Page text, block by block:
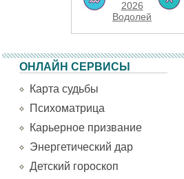
2026
Водолей
ОНЛАЙН СЕРВИСЫ
Карта судьбы
Психоматрица
Карьерное призвание
Энергетический дар
Детский гороскоп